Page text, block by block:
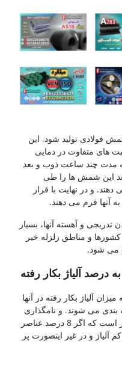
تولید شود. این
در دمایی
چند ساعت ذوب و بعد
ها را طی
نهایت با قرار
می دهند.
آهسته آنها، بسیار
مناطق زلزله خیر
بکار رفته
بکار رفته در آنها
شوند. و نامگذاری
آنها به شکل زیر است. لازم به ذکر است که اگر 8 درصد عناصر
در غیر اینصورت پر